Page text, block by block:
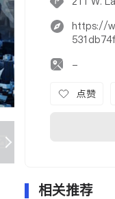
https://
-
点赞
相关推荐